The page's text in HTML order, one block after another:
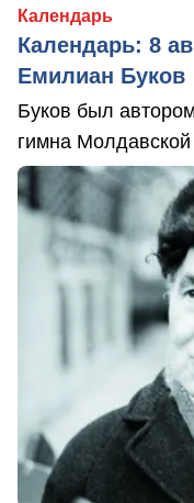
Календарь
Календарь: 8
Емилиан Буков
Буков был
гимна